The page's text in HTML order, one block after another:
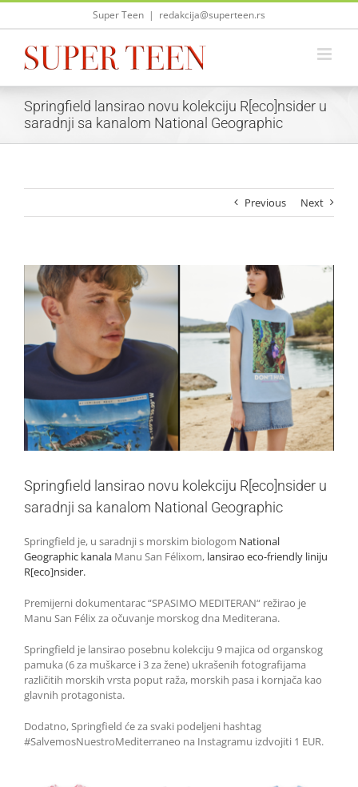
Skip
Super Teen | redakcija@superteen.rs
Springfield lansirao novu kolekciju R[eco]nsider u
saradnji sa kanalom National Geographic
Previous Next
View
Larger
Image
Springfield lansirao novu kolekciju R[eco]nsider u
saradnji sa kanalom National Geographic
Springfield je, u saradnji s morskim biologom National
Geographic kanala Manu San Félixom, lansirao eco-friendly liniju
R[eco]nsider.
Premijerni dokumentarac “SPASIMO MEDITERAN“ režirao je
Manu San Félix za očuvanje morskog dna Mediterana.
Springfield je lansirao posebnu kolekciju 9 majica od organskog
pamuka (6 za muškarce i 3 za žene) ukrašenih fotografijama
različitih morskih vrsta poput raža, morskih pasa i kornjača kao
glavnih protagonista.
Dodatno, Springfield će za svaki podeljeni hashtag
#SalvemosNuestroMediterraneo na Instagramu izdvojiti 1 EUR.